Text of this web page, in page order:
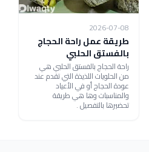
2026-07-08
طريقة عمل راحة الحجاج
بالفستق الحلبي
راحة الحجاج بالفستق الحلبي هي
من الحلويات اللذيذة التي تقدم عند
عودة الحجاج أو في الأعياد
والمناسبات وها هي طريقة
تحضيرها بالتفصيل .